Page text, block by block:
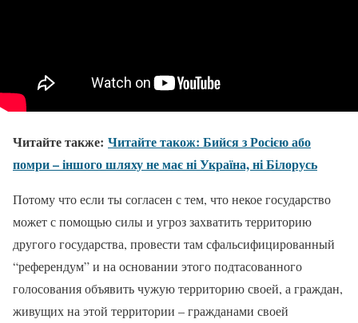
Читайте также: Читайте також: Бийся з Росією або
помри – іншого шляху не має ні Україна, ні Білорусь
Потому что если ты согласен с тем, что некое государство
может с помощью силы и угроз захватить территорию
другого государства, провести там сфальсифицированный
“референдум” и на основании этого подтасованного
голосования объявить чужую территорию своей, а граждан,
живущих на этой территории – гражданами своей